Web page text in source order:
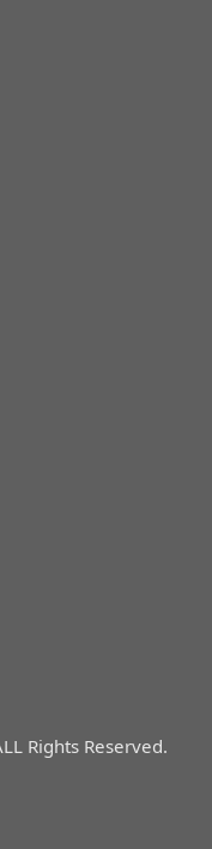
Rights Reserved.